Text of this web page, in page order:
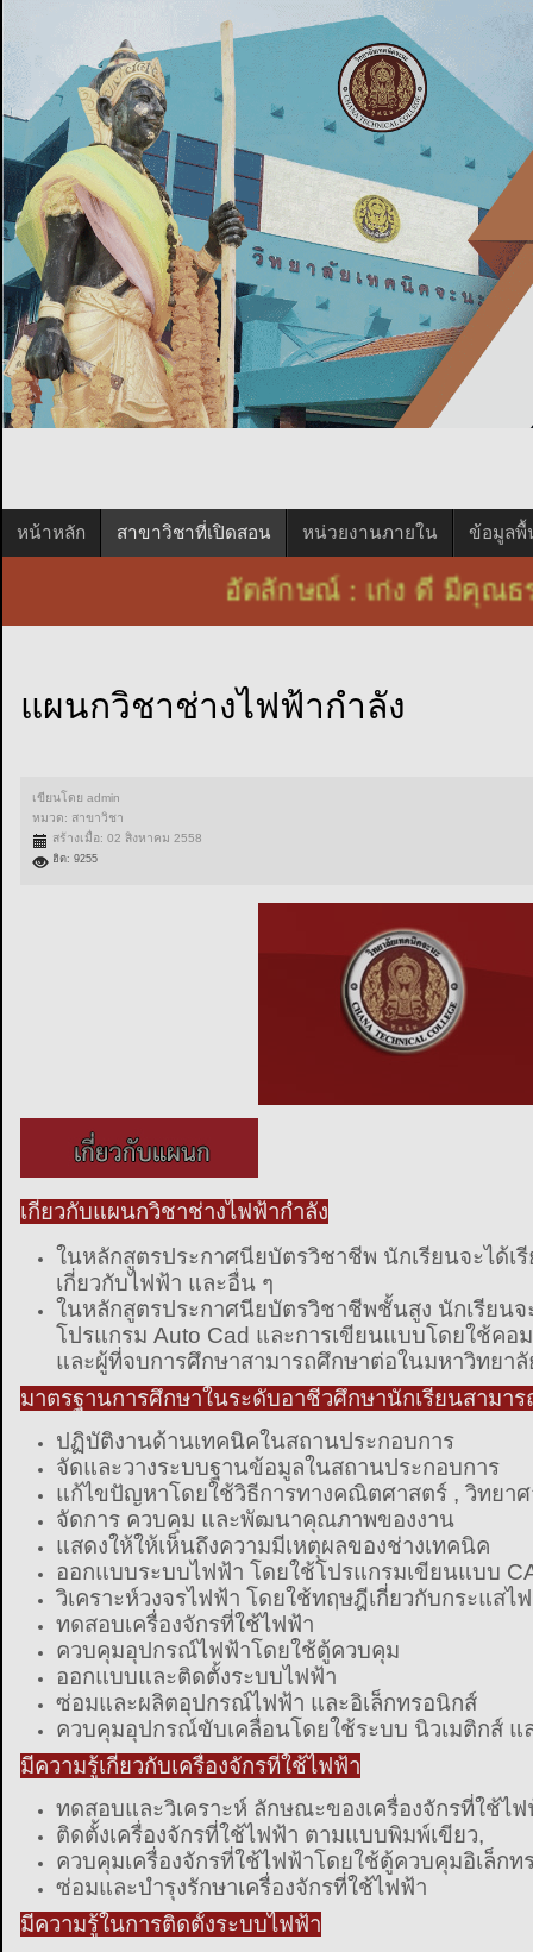
หน้าหลัก สาขาวิชาที่เปิดสอน หน่วยงานภายใน ข้อมูลพื้
อัตลักษณ์ : เก่ง ดี มีคุณธ
แผนกวิชาช่างไฟฟ้ากำลัง
เขียนโดยadmin
หมวด: สาขาวิชา
สร้างเมื่อ: 02 สิงหาคม 2558
ฮิต: 9255
เกี่ยวกับแผนกวิชาช่างไฟฟ้ากำลัง
ในหลักสูตรประกาศนียบัตรวิชาชีพ นักเรียนจะได้เ
เกี่ยวกับไฟฟ้า และอื่น ๆ
ในหลักสูตรประกาศนียบัตรวิชาชีพชั้นสูง นักเรียนจ
โปรแกรม Auto Cad และการเขียนแบบโดยใช้คอ
และผู้ที่จบการศึกษาสามารถศึกษาต่อในมหาวิทยา
มาตรฐานการศึกษาในระดับอาชีวศึกษานักเรียนสามาร
ปฏิบัติงานด้านเทคนิคในสถานประกอบการ
จัดและวางระบบฐานข้อมูลในสถานประกอบการ
แก้ไขปัญหาโดยใช้วิธีการทางคณิตศาสตร์ , วิทยา
จัดการ ควบคุม และพัฒนาคุณภาพของงาน
แสดงให้ให้เห็นถึงความมีเหตุผลของช่างเทคนิค
ออกแบบระบบไฟฟ้า โดยใช้โปรแกรมเขียนแบบ
วิเคราะห์วงจรไฟฟ้า โดยใช้ทฤษฎีเกี่ยวกับกระแสไ
ทดสอบเครื่องจักรที่ใช้ไฟฟ้า
ควบคุมอุปกรณ์ไฟฟ้าโดยใช้ตู้ควบคุม
ออกแบบและติดตั้งระบบไฟฟ้า
ซ่อมและผลิตอุปกรณ์ไฟฟ้า และอิเล็กทรอนิกส์
ควบคุมอุปกรณ์ขับเคลื่อนโดยใช้ระบบ นิวเมติกส์ แ
มีความรู้เกี่ยวกับเครื่องจักรที่ใช้ไฟฟ้า
ทดสอบและวิเคราะห์ ลักษณะของเครื่องจักรที่ใช้ไ
ติดตั้งเครื่องจักรที่ใช้ไฟฟ้า ตามแบบพิมพ์เขียว,
ควบคุมเครื่องจักรที่ใช้ไฟฟ้าโดยใช้ตู้ควบคุมอิเล็กท
ซ่อมและบำรุงรักษาเครื่องจักรที่ใช้ไฟฟ้า
มีความรู้ในการติดตั้งระบบไฟฟ้า